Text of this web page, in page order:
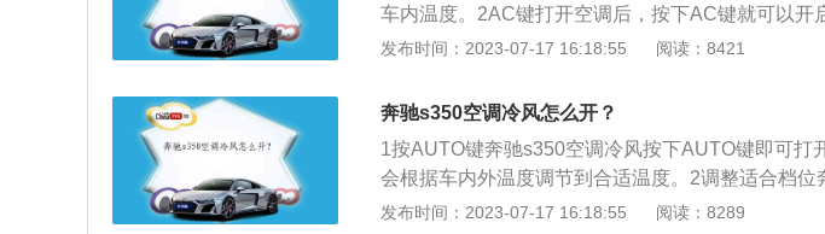
车内温度。2AC键打开空调后，按下AC键就可以开
色地方调节。
发布时间：2023-07-17 16:18:55 阅读：8421
奔驰s350空调冷风怎么开？
1按AUTO键奔驰s350空调冷风按下AUTO键即可打
会根据车内外温度调节到合适温度。2调整适合档位
调整的适合档位，暖风吹风方向为向前及脚下吹风
发布时间：2023-07-17 16:18:55 阅读：8289